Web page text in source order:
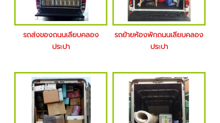
รถส่งของถนนเลียบคลอง
ประปา
รถย้ายห้องพักถนนเลียบคลอง
ประปา